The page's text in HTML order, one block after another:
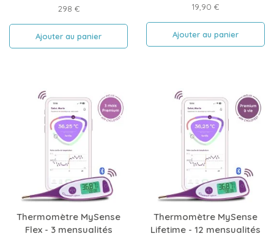
Prix
298 €
Ajouter au panier
Prix
19,90 €
Ajouter au panier
Thermomètre MySense
Flex - 3 mensualités
Thermomètre MySense
Lifetime - 12 mensualités